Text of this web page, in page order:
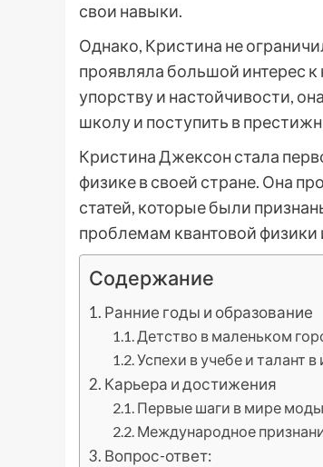
свои навыки.
Однако, Кристина не
проявляла большой интерес
упорству и настойчивости,
школу и поступить в
Кристина Джексон стала
физике в своей стране. Она
статей, которые были
проблемам квантовой физики
Содержание
Ранние годы и образование
Детство в маленьком
Успехи в учебе и талант в
Карьера и достижения
Первые шаги в мире моды
Международное
Вопрос-ответ: